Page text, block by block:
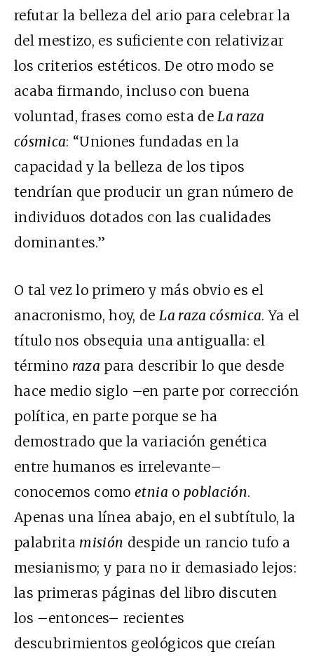
refutar la belleza del ario para celebrar la
del mestizo, es suficiente con relativizar
los criterios estéticos. De otro modo se
acaba firmando, incluso con buena
voluntad, frases como esta de La raza
cósmica: “Uniones fundadas en la
capacidad y la belleza de los tipos
tendrían que producir un gran número de
individuos dotados con las cualidades
dominantes.”
O tal vez lo primero y más obvio es el
anacronismo, hoy, de La raza cósmica. Ya el
título nos obsequia una antigualla: el
término raza para describir lo que desde
hace medio siglo –en parte por corrección
política, en parte porque se ha
demostrado que la variación genética
entre humanos es irrelevante–
conocemos comoetnia o población.
Apenas una línea abajo, en el subtítulo, la
palabrita misión despide un rancio tufo a
mesianismo; y para no ir demasiado lejos:
las primeras páginas del libro discuten
los –entonces– recientes
descubrimientos geológicos que creían